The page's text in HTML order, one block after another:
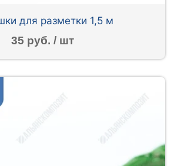
для разметки 1,5 м
35 руб. / шт